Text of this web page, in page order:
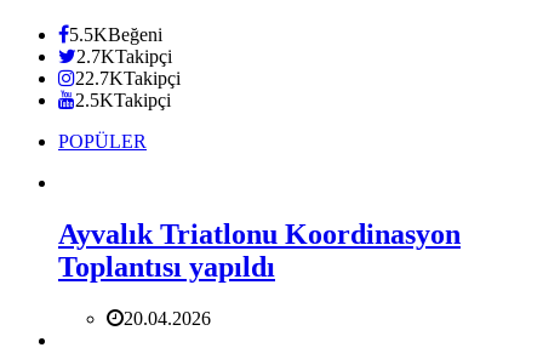
5.5KBeğeni
2.7KTakipçi
22.7KTakipçi
2.5KTakipçi
POPÜLER
Ayvalık Triatlonu Koordinasyon
Toplantısı yapıldı
20.04.2026